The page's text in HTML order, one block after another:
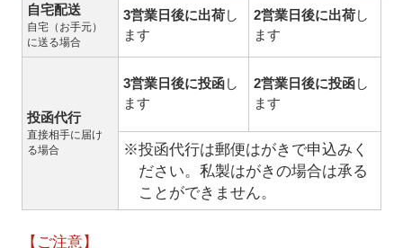
自宅配送
自宅（お手元）
に送る場合
3営業日後に出荷し
ます
2営業日後に出荷し
ます
投函代行
直接相手に届け
る場合
3営業日後に投函し
ます
2営業日後に投函し
ます
※投函代行は郵便はがきで申込みく
ださい。私製はがきの場合は承る
ことができません。
【ご注意】